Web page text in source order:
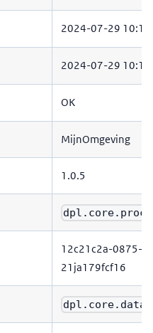
2024-07-29
2024-07-29
OK
MijnOmgeving
1.0.5
12c21c2a-0875-
21ja179fcf16